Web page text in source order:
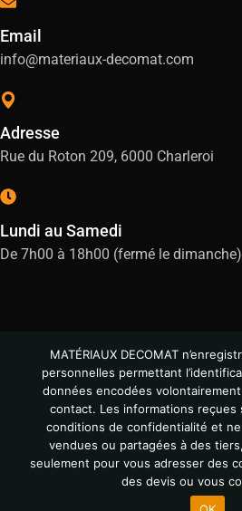
Email
info@materiaux-decomat.com
Adresse
Rue du Roton 209, 6000 Charleroi
Lundi au Samedi
De 7h00 à 18h00 (fermé le dimanche)
© All Copyright 2024
MATÉRIAUX DECOMAT
personnelles permettant
données encodées
contact. Les informations reçues
conditions de confidentialité et
vendues ou partagées à des
seulement pour vous adresser des
des devis ou vous